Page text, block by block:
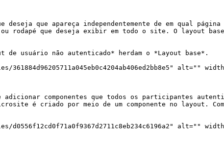
deseja que apareça independentemente de em qual
rodapé que deseja exibir em todo o site. O layout
usuário não autenticado* herdam o *Layout base*.
alt=""
componentes que todos os participantes
é criado por meio de um componente no layout.
alt=""